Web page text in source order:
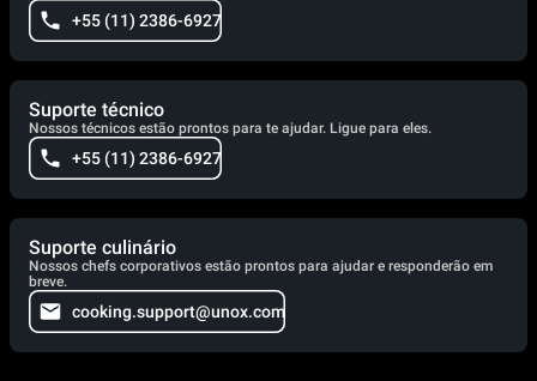
+55 (11) 2386-6927
Suporte técnico
Nossos técnicos estão prontos para te ajudar. Ligue para eles.
+55 (11) 2386-6927
Suporte culinário
Nossos chefs corporativos estão prontos para ajudar e responderão em
breve.
cooking.support@unox.com